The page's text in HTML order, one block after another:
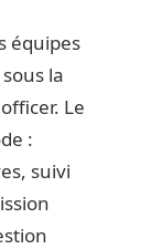
équipes
la
Le
:
suivi